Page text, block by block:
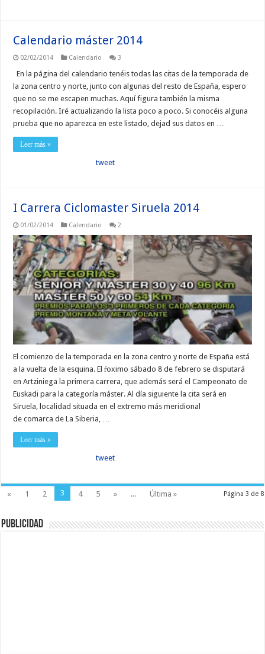
Calendario máster 2014
02/02/2014 Calendario 3
En la página del calendario tenéis todas las citas de la temporada de
la zona centro y norte, junto con algunas del resto de España, espero
que no se me escapen muchas. Aquí figura también la misma
recopilación. Iré actualizando la lista poco a poco. Si conocéis alguna
prueba que no aparezca en este listado, dejad sus datos en …
Leer más »
tweet
I Carrera Ciclomaster Siruela 2014
01/02/2014 Calendario 2
El comienzo de la temporada en la zona centro y norte de España está
a la vuelta de la esquina. El ŕoximo sábado 8 de febrero se disputará
en Artziniega la primera carrera, que además será el Campeonato de
Euskadi para la categoría máster. Al día siguiente la cita será en
Siruela, localidad situada en el extremo más meridional
de comarca de La Siberia, …
Leer más »
tweet
Página 3 de 8
« 1 2 3 4 5 » ... Última »
Publicidad